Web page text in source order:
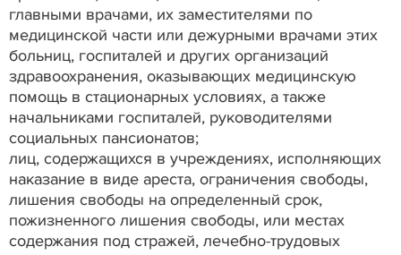
главными врачами, их заместителями по
медицинской части или дежурными врачами этих
больниц, госпиталей и других организаций
здравоохранения, оказывающих медицинскую
помощь в стационарных условиях, а также
начальниками госпиталей, руководителями
социальных пансионатов;
лиц, содержащихся в учреждениях, исполняющих
наказание в виде ареста, ограничения свободы,
лишения свободы на определенный срок,
пожизненного лишения свободы, или местах
содержания под стражей, лечебно-трудовых